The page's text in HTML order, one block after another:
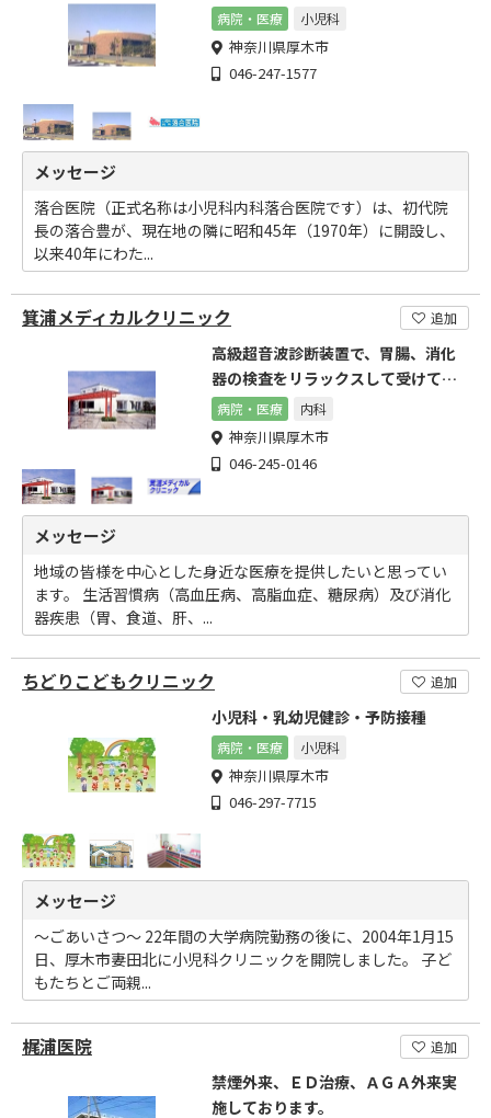
病院・医療 小児科
神奈川県厚木市
046-247-1577
メッセージ
落合医院（正式名称は小児科内科落合医院です）は、初代院
長の落合豊が、現在地の隣に昭和45年（1970年）に開設し、
以来40年にわた...
箕浦メディカルクリニック 追加
高級超音波診断装置で、胃腸、消化
器の検査をリラックスして受けてい
ただけます。
病院・医療 内科
神奈川県厚木市
046-245-0146
メッセージ
地域の皆様を中心とした身近な医療を提供したいと思ってい
ます。 生活習慣病（高血圧病、高脂血症、糖尿病）及び消化
器疾患（胃、食道、肝、...
ちどりこどもクリニック 追加
小児科・乳幼児健診・予防接種
病院・医療 小児科
神奈川県厚木市
046-297-7715
メッセージ
～ごあいさつ～ 22年間の大学病院勤務の後に、2004年1月15
日、厚木市妻田北に小児科クリニックを開院しました。 子ど
もたちとご両親...
梶浦医院 追加
禁煙外来、ＥＤ治療、ＡＧＡ外来実
施しております。